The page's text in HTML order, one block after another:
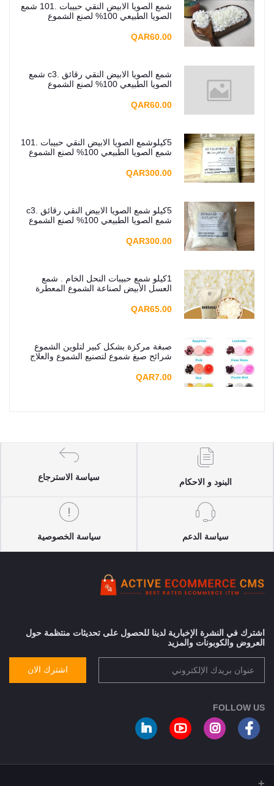
شمع الصويا الابيض النقي حبيبات .101 شمع
الصويا الطبيعي 100% لصنع الشموع
QAR60.00
شمع الصويا الابيض النقي رقائق .c3 شمع
الصويا الطبيعي 100% لصنع الشموع
QAR60.00
5كيلوشمع الصويا الابيض النقي حبيبات .101
شمع الصويا الطبيعي 100% لصنع الشموع
QAR300.00
5كيلو شمع الصويا الابيض النقي رقائق .c3
شمع الصويا الطبيعي 100% لصنع الشموع
QAR300.00
1كيلو شمع حبيبات النحل الخام . شمع
العسل الأبيض لصناعة الشموع المعطرة
QAR65.00
صبغة مركزة بشكل كبير لتلوين الشموع
شرائح صبغ شموع لتصنيع الشموع والعلاج
QAR7.00
البنود و الاحكام
سياسة الاسترجاع
سياسة الدعم سياسة الخصوصية
اشترك في النشرة الإخبارية لدينا للحصول على تحديثات منتظمة حول
العروض والكوبونات والمزيد
اشترك الان
FOLLOW US